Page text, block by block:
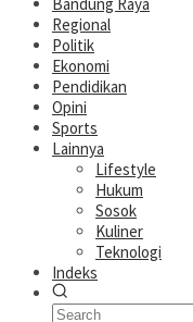
Regional
Politik
Ekonomi
Pendidikan
Opini
Sports
Lainnya
Lifestyle
Hukum
Sosok
Kuliner
Teknologi
Indeks